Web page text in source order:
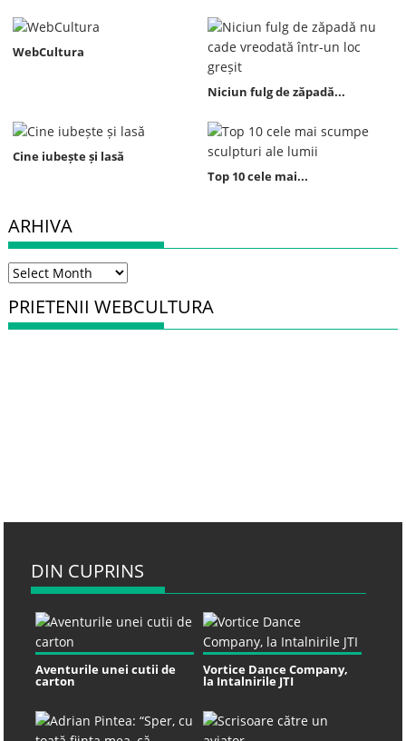
WebCultura
Niciun fulg de zăpadă...
Cine iubește și lasă
Top 10 cele mai...
ARHIVA
Arhiva
PRIETENII WEBCULTURA
DIN CUPRINS
Aventurile unei cutii de
carton
Vortice Dance Company,
la Intalnirile JTI